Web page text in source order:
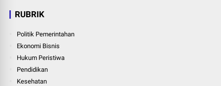
RUBRIK
Politik Pemerintahan
Ekonomi Bisnis
Hukum Peristiwa
Pendidikan
Kesehatan